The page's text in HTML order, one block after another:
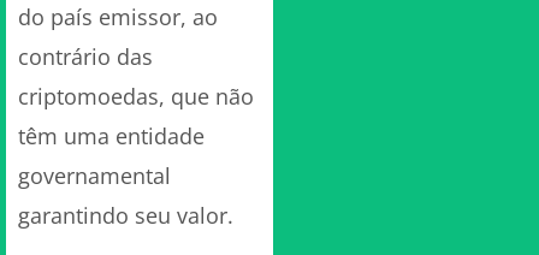
do país emissor, ao
contrário das
criptomoedas, que não
têm uma entidade
governamental
garantindo seu valor.